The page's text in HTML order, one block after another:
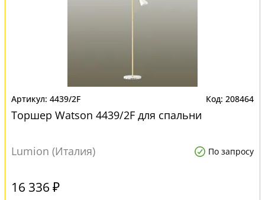
4439/2F 208464
Торшер Watson 4439/2F для спальни
Lumion (Италия) По запросу
16 336 ₽